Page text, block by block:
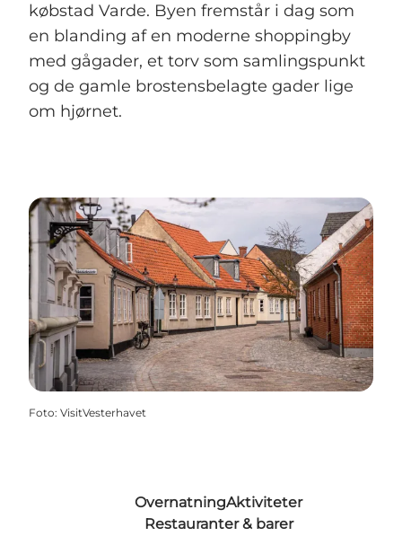
købstad Varde. Byen fremstår i dag som
en blanding af en moderne shoppingby
med gågader, et torv som samlingspunkt
og de gamle brostensbelagte gader lige
om hjørnet.
Foto: VisitVesterhavet
OvernatningAktiviteter
Restauranter & barer